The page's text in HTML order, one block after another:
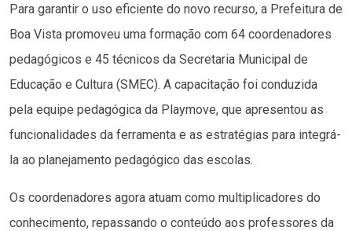
Para garantir o uso eficiente do novo recurso, a Prefeitura de
Boa Vista promoveu uma formação com 64 coordenadores
pedagógicos e 45 técnicos da Secretaria Municipal de
Educação e Cultura (SMEC). A capacitação foi conduzida
pela equipe pedagógica da Playmove, que apresentou as
funcionalidades da ferramenta e as estratégias para integrá-
la ao planejamento pedagógico das escolas.
Os coordenadores agora atuam como multiplicadores do
conhecimento, repassando o conteúdo aos professores da